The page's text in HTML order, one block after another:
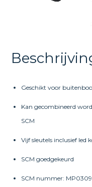
Geschikt voor
Kan gecombineerd
SCM
Vijf sleutels inclusief led
SCM goedgekeurd
SCM nummer: